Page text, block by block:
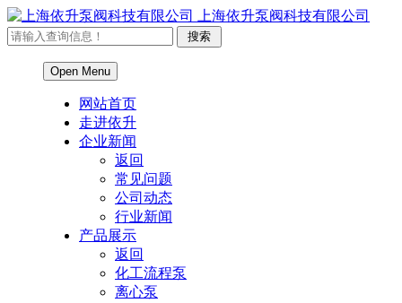
上海依升泵阀科技有限公司
Open Menu
网站首页
走进依升
企业新闻
返回
常见问题
公司动态
行业新闻
产品展示
返回
化工流程泵
离心泵